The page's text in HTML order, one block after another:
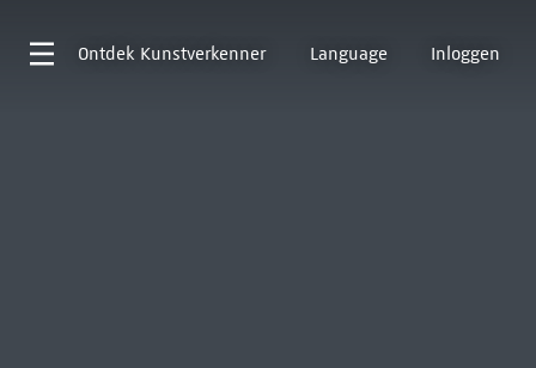
Ontdek Kunstverkenner Language Inloggen